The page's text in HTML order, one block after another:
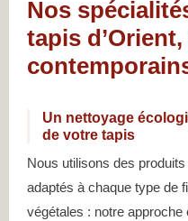
Nos
tapis
Un nettoyage
de votre tapis
Nous utilisons des
adaptés à chaque type de
végétales : notre